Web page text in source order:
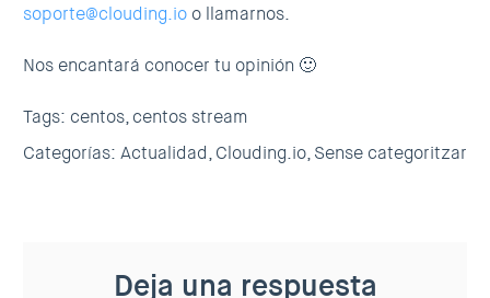
soporte@clouding.io o llamarnos.
Nos encantará conocer tu opinión 🙂
Tags: centos,centos stream
Categorías: Actualidad,Clouding.io,Sense categoritzar
Deja una respuesta